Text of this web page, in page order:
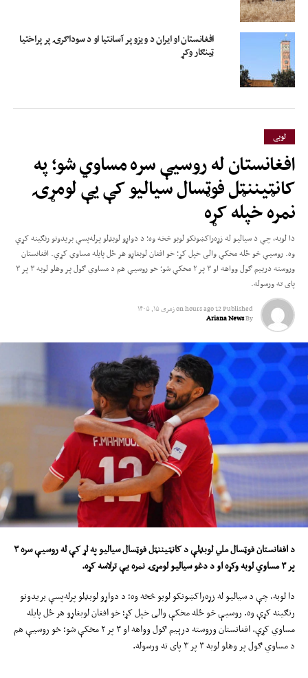
افغانستان او ایران د ویزو پر آسانتیا او د سوداګرۍ پر پراختیا
ټینګار وکړ
لوبی
افغانستان له روسیې سره مساوي شو؛ په
کانټیننټل فوټسال سیالیو کې یې لومړۍ
نمره خپله کړه
دا لوبه، چې د سیالیو له زړه‌راکښونکو لوبو څخه وه؛ د دواړو لوبډلو پرله‌پسې بریدونو رنګینه کړې
وه. روسیې څو ځله مخکې والی خپل کړ؛ خو افغان لوبغاړو هر ځل پایله مساوي کړې. افغانستان
وروسته درېیم ګول وواهه او ۳ پر ۲ مخکې شو؛ خو روسیې هم د مساوي ګول پر وهلو لوبه ۳ پر ۳
پای ته ورسوله.
Published
12 hours ago
onزمری ۱۵, ۱۴۰۵
By
Ariana News
د افغانستان فوټسال ملي لوبډلې د کانټیننټل فوټسال سیالیو په لړ کې له روسیې سره۳
پر۳مساوي لوبه وکړه او د دغو سیالیو لومړۍ نمره یې ترلاسه کړه.
دا لوبه، چې د سیالیو له زړه‌راکښونکو لوبو څخه وه؛ د دواړو لوبډلو پرله‌پسې بریدونو
رنګینه کړې وه. روسیې څو ځله مخکې والی خپل کړ؛ خو افغان لوبغاړو هر ځل پایله
مساوي کړې. افغانستان وروسته درېیم ګول وواهه او ۳ پر ۲ مخکې شو؛ خو روسیې هم
د مساوي ګول پر وهلو لوبه ۳ پر ۳ پای ته ورسوله.